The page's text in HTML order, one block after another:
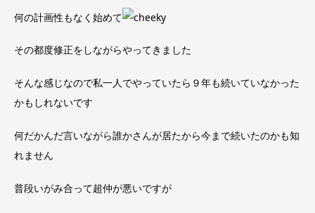
何の計画性もなく始めて
その都度修正をしながらやってきました
そんな感じなので私一人でやっていたら９年も続いていなかった
かもしれないです
何だかんだ言いながら誰かさんが居たから今まで続いたのかも知
れません
普段いがみ合って超仲が悪いですが